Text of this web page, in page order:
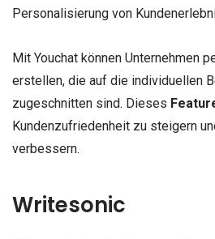
Personalisierung von
Mit Youchat können Unternehmen
erstellen, die auf die individuellen
zugeschnitten sind. Dieses
Kundenzufriedenheit zu steigern
verbessern.
Writesonic